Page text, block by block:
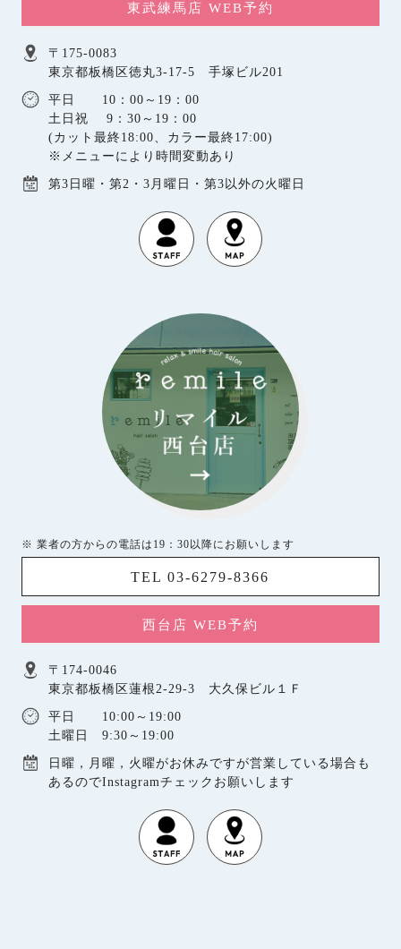
東武練馬店 WEB予約
〒175-0083
東京都板橋区徳丸3-17-5 手塚ビル201
平日 10：00～19：00
土日祝 9：30～19：00
(カット最終18:00、カラー最終17:00)
※メニューにより時間変動あり
第3日曜・第2・3月曜日・第3以外の火曜日
※ 業者の方からの電話は19：30以降にお願いします
TEL 03-6279-8366
西台店 WEB予約
〒174-0046
東京都板橋区蓮根2-29-3 大久保ビル１Ｆ
平日 10:00～19:00
土曜日 9:30～19:00
日曜，月曜，火曜がお休みですが営業している場合も
あるのでInstagramチェックお願いします